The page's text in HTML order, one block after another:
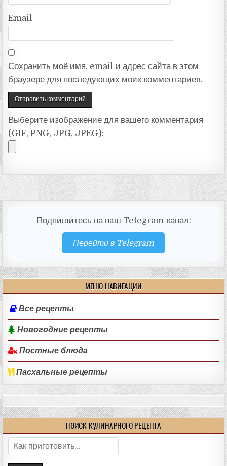
Email
Сохранить моё имя, email и адрес сайта в этом
браузере для последующих моих комментариев.
Выберите изображение для вашего комментария
(GIF, PNG, JPG, JPEG):
Подпишитесь на наш Telegram-канал:
Перейти в Telegram
МЕНЮ НАВИГАЦИИ
Все рецепты
Новогодние рецепты
Постные блюда
Пасхальные рецепты
ПОИСК КУЛИНАРНОГО РЕЦЕПТА
Поиск: